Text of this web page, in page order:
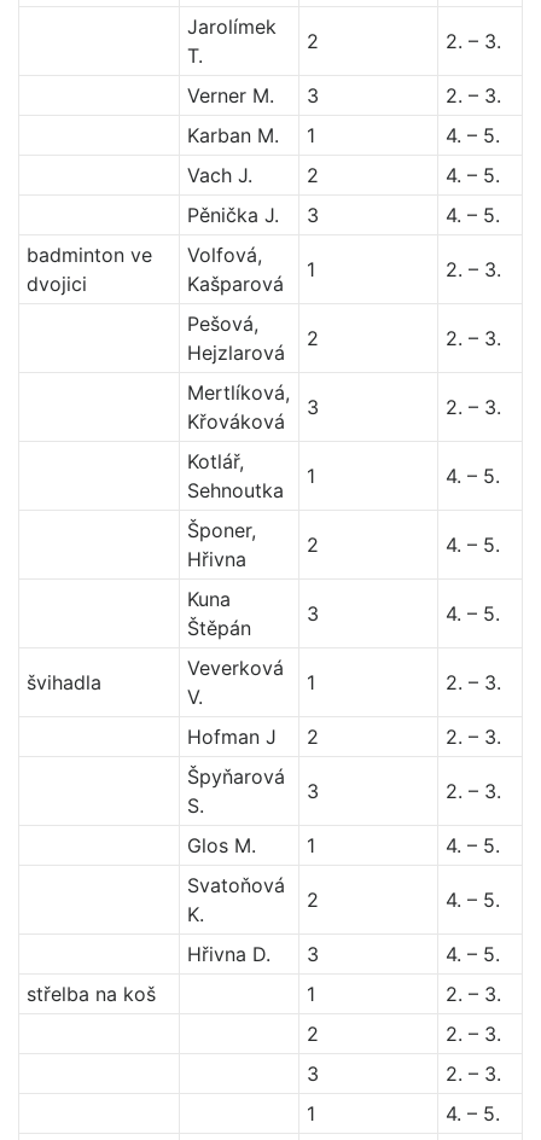
Jarolímek
T.
2 2. – 3.
Verner M. 3
2. – 3.
Karban M.
1
4. – 5.
Vach J.
2
4. – 5.
Pěnička J.
3
4. – 5.
badminton ve
dvojici
Volfová,
Kašparová
1 2. – 3.
Pešová,
Hejzlarová
2 2. – 3.
Mertlíková,
Křováková
3 2. – 3.
Kotlář,
Sehnoutka
1 4. – 5.
Šponer,
Hřivna
2 4. – 5.
Kuna
Štěpán
3 4. – 5.
švihadla
Veverková
V.
1 2. – 3.
Hofman J 2
2. – 3.
Špyňarová
S.
3 2. – 3.
Glos M. 1
4. – 5.
Svatoňová
K.
2 4. – 5.
Hřivna D. 3
4. – 5.
střelba na koš
1
2. – 3.
2
2. – 3.
3
2. – 3.
1
4. – 5.